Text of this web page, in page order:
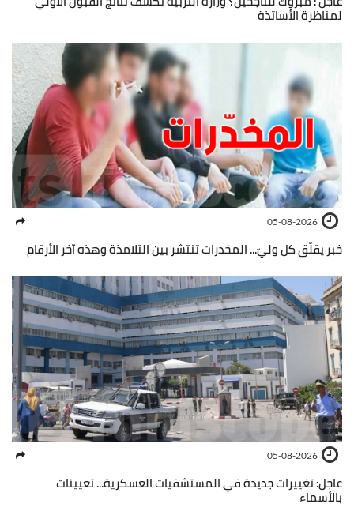
لمناظرة الأساتذة
05-08-2026
خبر يقلّق كل وليّ... المخدرات تنتشر بين التلامذة وهذه آخر الأرقام
05-08-2026
عاجل: تغييرات جديدة في المستشفيات العسكرية... تعيينات
بالأسماء